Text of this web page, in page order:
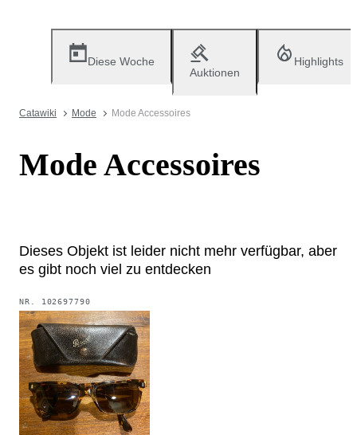
Diese Woche
Auktionen
Highlights
Catawiki Mode Mode Accessoires
Mode Accessoires
Dieses Objekt ist leider nicht mehr verfügbar, aber
es gibt noch viel zu entdecken
NR. 102697790